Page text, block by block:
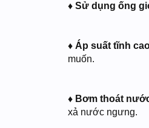
♦ Sử dụng ống
♦ Áp suất tĩnh
muốn.
♦ Bơm thoát
xả nước ngưng.